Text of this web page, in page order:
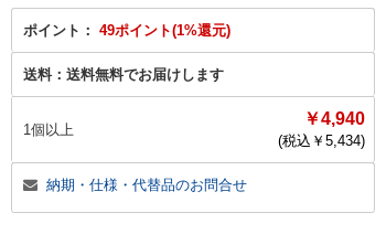
ポイント： 49ポイント(1%還元)
送料： 送料無料でお届けします
1個以上
￥4,940
(税込￥ 5,434)
納期・仕様・代替品のお問合せ